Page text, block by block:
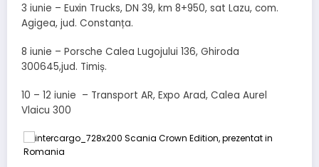
3 iunie – Euxin Trucks, DN 39, km 8+950, sat Lazu, com.
Agigea, jud. Constanța.
8 iunie – Porsche Calea Lugojului 136, Ghiroda
300645,jud. Timiș.
10 – 12 iunie – Transport AR, Expo Arad, Calea Aurel
Vlaicu 300